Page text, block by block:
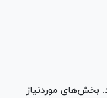
بخش‌های موردنیاز